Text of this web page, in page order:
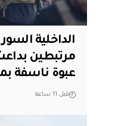
الداخلية
مرتبطين
عبوة ناسفة
قبل 11 ساعة